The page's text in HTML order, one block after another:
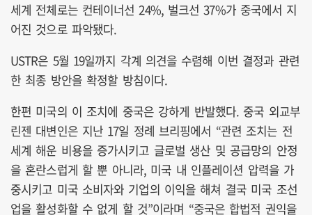
세계 전체로는 컨테이너선 24%, 벌크선 37%가 중국에서 지
어진 것으로 파악됐다.
USTR은 5월 19일까지 각계 의견을 수렴해 이번 결정과 관련
한 최종 방안을 확정할 방침이다.
한편 미국의 이 조치에 중국은 강하게 반발했다. 중국 외교부
린젠 대변인은 지난 17일 정례 브리핑에서 “관련 조치는 전
세계 해운 비용을 증가시키고 글로벌 생산 및 공급망의 안정
을 혼란스럽게 할 뿐 아니라, 미국 내 인플레이션 압력을 가
중시키고 미국 소비자와 기업의 이익을 해쳐 결국 미국 조선
업을 활성화할 수 없게 할 것”이라며 “중국은 합법적 권익을